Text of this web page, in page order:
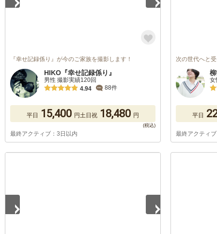
『幸せ記録係り』が今のご家族を撮影します！
HIKO『幸せ記録係り』
男性 撮影実績120回
4.94
88件
平日 15,400 円土日祝 18,480 円
最終アクティブ：3日以内
次の世代へと
女
平日
最終アクティ